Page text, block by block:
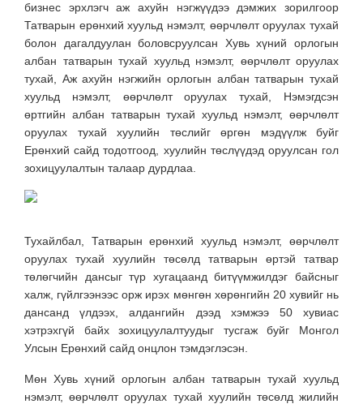
бизнес эрхлэгч аж ахуйн нэгжүүдээ дэмжих зорилгоор
Татварын ерөнхий хуульд нэмэлт, өөрчлөлт оруулах тухай
болон дагалдуулан боловсруулсан Хувь хүний орлогын
албан татварын тухай хуульд нэмэлт, өөрчлөлт оруулах
тухай, Аж ахуйн нэгжийн орлогын албан татварын тухай
хуульд нэмэлт, өөрчлөлт оруулах тухай, Нэмэгдсэн
өртгийн албан татварын тухай хуульд нэмэлт, өөрчлөлт
оруулах тухай хуулийн төслийг өргөн мэдүүлж буйг
Ерөнхий сайд тодотгоод, хуулийн төслүүдэд оруулсан гол
зохицуулалтын талаар дурдлаа.
Тухайлбал, Татварын ерөнхий хуульд нэмэлт, өөрчлөлт
оруулах тухай хуулийн төсөлд татварын өртэй татвар
төлөгчийн дансыг түр хугацаанд битүүмжилдэг байсныг
халж, гүйлгээнээс орж ирэх мөнгөн хөрөнгийн 20 хувийг нь
дансанд үлдээх, алдангийн дээд хэмжээ 50 хувиас
хэтрэхгүй байх зохицуулалтуудыг тусгаж буйг Монгол
Улсын Ерөнхий сайд онцлон тэмдэглэсэн.
Мөн Хувь хүний орлогын албан татварын тухай хуульд
нэмэлт, өөрчлөлт оруулах тухай хуулийн төсөлд жилийн